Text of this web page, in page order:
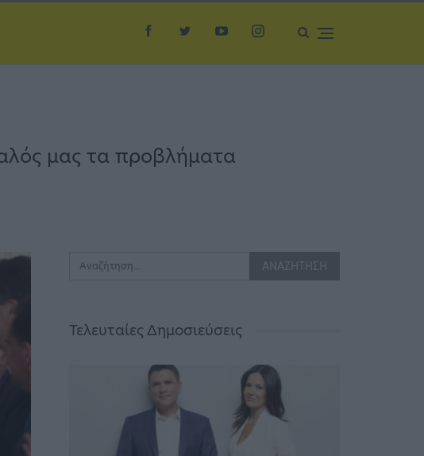
μας τα προβλήματα
Τελευταίες Δημοσιεύσεις